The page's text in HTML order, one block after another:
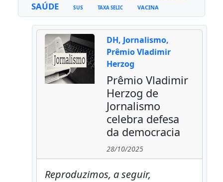
SAÚDE SUS TAXA SELIC VACINA
DH, Jornalismo,
Prêmio Vladimir
Herzog
Prêmio Vladimir
Herzog de
Jornalismo
celebra defesa
da democracia
28/10/2025
Reproduzimos, a seguir,